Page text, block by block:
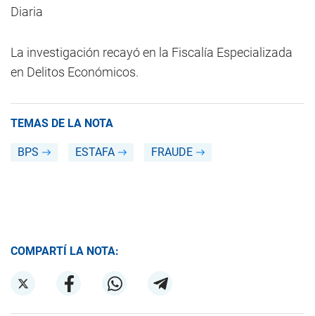
Diaria
La investigación recayó en la Fiscalía Especializada
en Delitos Económicos.
TEMAS DE LA NOTA
BPS ESTAFA FRAUDE
COMPARTÍ LA NOTA: